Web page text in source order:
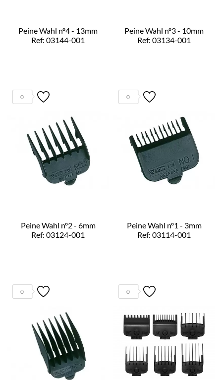
Peine Wahl nº4 - 13mm
Ref: 03144-001
Peine Wahl nº3 - 10mm
Ref: 03134-001
0
Peine Wahl nº2 - 6mm
Ref: 03124-001
0
Peine Wahl nº1 - 3mm
Ref: 03114-001
0 0